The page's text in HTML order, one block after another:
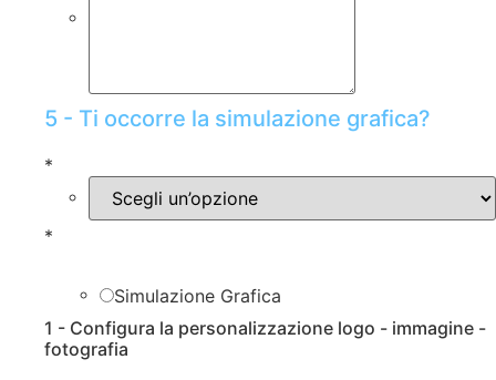
5 - Ti occorre la simulazione grafica?
*
*
Simulazione Grafica
1 - Configura la personalizzazione logo - immagine -
fotografia